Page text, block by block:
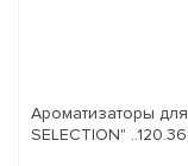
Ароматизаторы